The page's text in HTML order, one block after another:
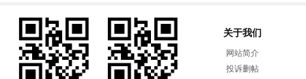
关于我们
网站简介
投诉删帖